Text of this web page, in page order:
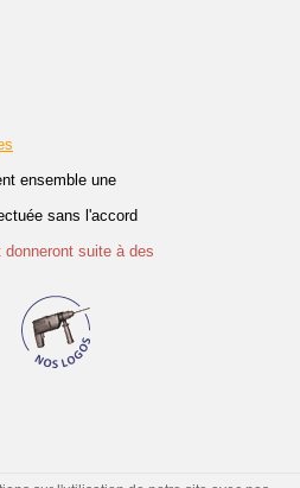
ensemble une
sans l'accord
suite à des